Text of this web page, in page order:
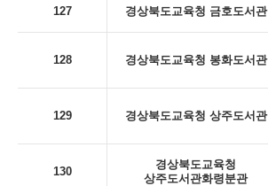
127 경상북도교육청 금호도서관
128 경상북도교육청 봉화도서관
129 경상북도교육청 상주도서관
130
경상북도교육청
상주도서관화령분관